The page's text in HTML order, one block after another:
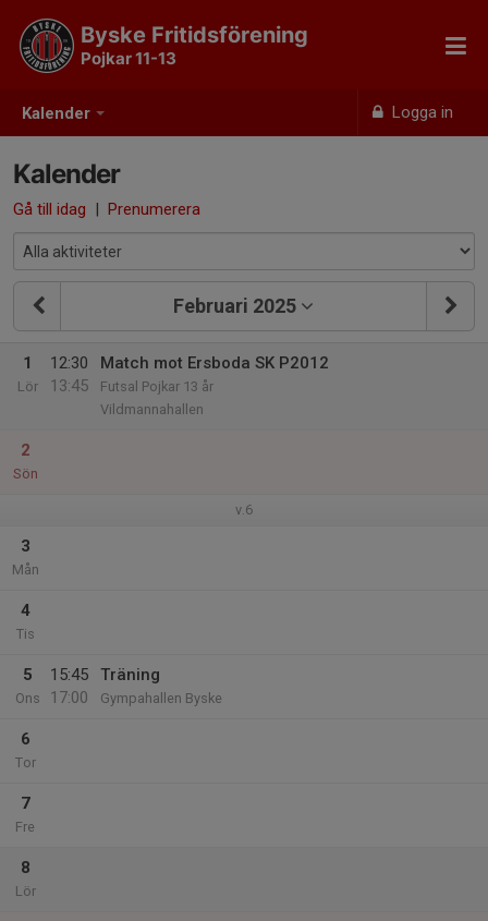
Kalender Logga in
Byske Fritidsförening
Pojkar 11-13
Kalender
Gå till idag | Prenumerera
Februari 2025
1
Lör
12:30
13:45
Match mot Ersboda SK P2012
Futsal Pojkar 13 år
Vildmannahallen
2
Sön
v.6
3
Mån
4
Tis
5
Ons
15:45
17:00
Träning
Gympahallen Byske
6
Tor
7
Fre
8
Lör